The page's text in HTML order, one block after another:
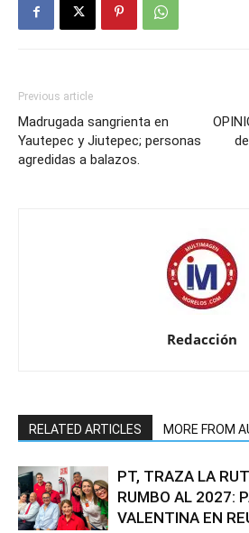
Previous article
Madrugada sangrienta en
Yautepec y Jiutepec; personas
agredidas a balazos.
Redacción
RELATED ARTICLES MORE FROM
PT, TRAZA LA
RUMBO AL 2027:
VALENTINA EN